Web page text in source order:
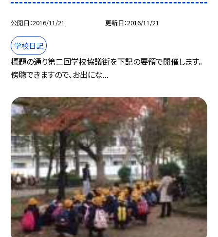
公開日 2016/11/21 更新日 2016/11/21
学校日記
標題の通り第二回学校協議街を下記の要領で開催します。
傍聴できますので、お出にな...